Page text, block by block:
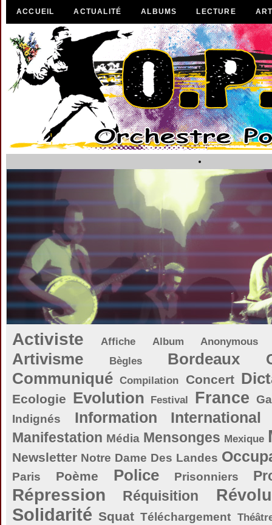
ACCUEIL ACTUALITÉ ALBUMS LECTURE
Activiste Affiche Album Anonymous
Artivisme Bègles Bordeaux
Communiqué Compilation Concert
Ecologie Evolution Festival France
Indignés
Information International
Manifestation Média Mensonges Mexique
Newsletter Notre Dame Des Landes
Paris Poème Police Prisonniers
Répression Réquisition
Solidarité Squat Téléchargement